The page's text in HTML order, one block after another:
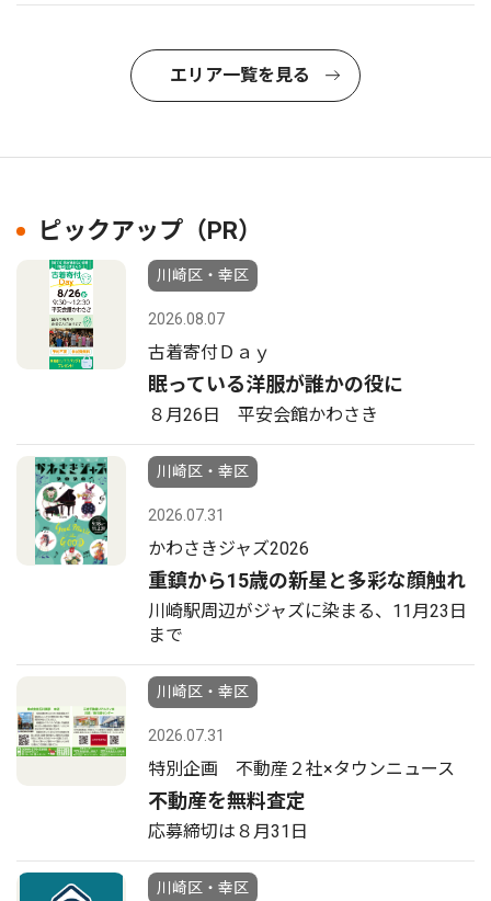
エリア一覧を見る
ピックアップ（PR）
川崎区・幸区
2026.08.07
古着寄付Ｄａｙ
眠っている洋服が誰かの役に
８月26日 平安会館かわさき
川崎区・幸区
2026.07.31
かわさきジャズ2026
重鎮から15歳の新星と多彩な顔触れ
川崎駅周辺がジャズに染まる、11月23日
まで
川崎区・幸区
2026.07.31
特別企画 不動産２社×タウンニュース
不動産を無料査定
応募締切は８月31日
川崎区・幸区